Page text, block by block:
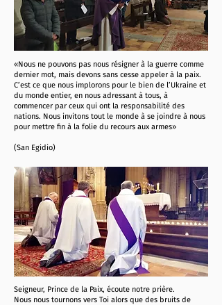
«Nous ne pouvons pas nous résigner à la guerre comme
dernier mot, mais devons sans cesse appeler à la paix.
C’est ce que nous implorons pour le bien de l’Ukraine et
du monde entier, en nous adressant à tous, à
commencer par ceux qui ont la responsabilité des
nations. Nous invitons tout le monde à se joindre à nous
pour mettre fin à la folie du recours aux armes»
(San Egidio)
Seigneur, Prince de la Paix, écoute notre prière.
Nous nous tournons vers Toi alors que des bruits de